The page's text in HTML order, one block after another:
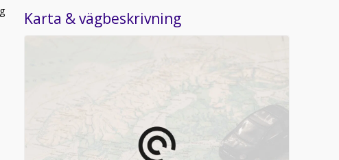
Karta & vägbeskrivning